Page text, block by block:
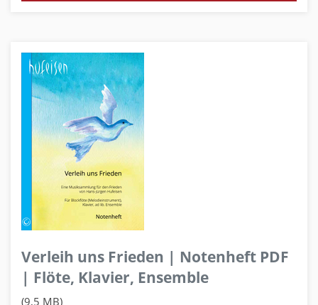
Verleih uns Frieden | Notenheft PDF
| Flöte, Klavier, Ensemble
(9,5 MB)